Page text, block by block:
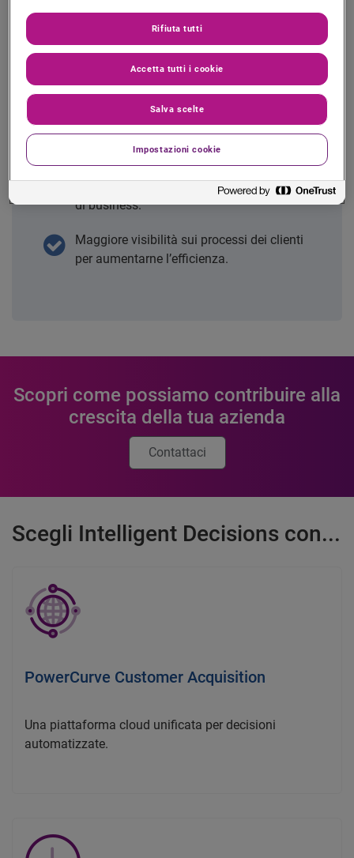
Accesso in tempo reale a dati e strumenti
in grado di ottimizzare il processo
decisionale.
Strumenti di analisi e trattamento dei dati
innovativi, associati a machine learning e
intelligenza artificiale, per sfruttare insight
e modelli predittivi e informare le strategie
di business.
Maggiore visibilità sui processi dei clienti
per aumentarne l’efficienza.
Scopri come possiamo contribuire alla
crescita della tua azienda
Contattaci
Scegli Intelligent Decisions con...
PowerCurve Customer Acquisition
Una piattaforma cloud unificata per decisioni
automatizzate.
Rifiuta tutti
Accetta tutti i cookie
Salva scelte
Impostazioni cookie